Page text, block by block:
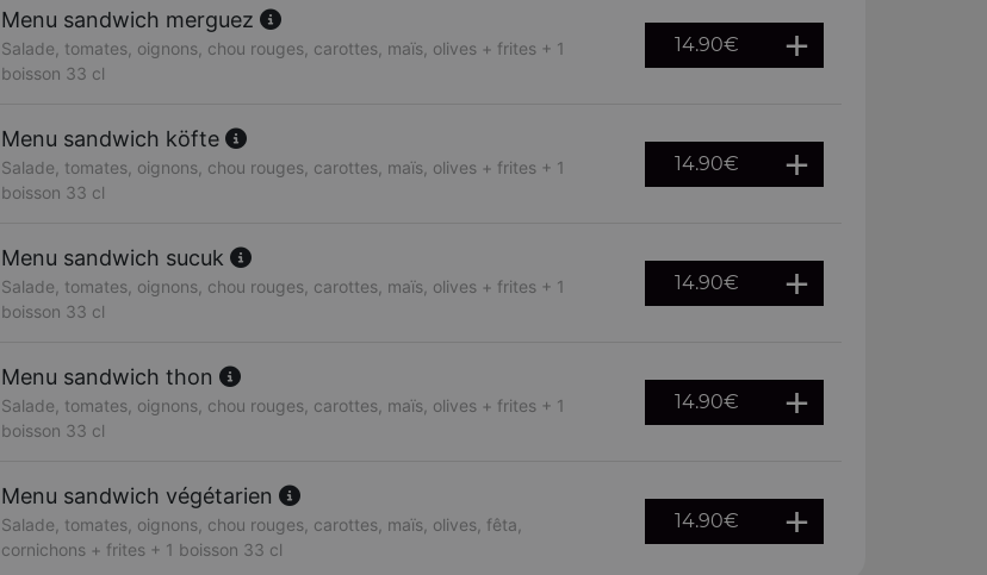
Menu sandwich merguez
Salade, tomates, oignons, chou rouges, carottes, maïs, olives + frites + 1
boisson 33 cl
14.90€
Menu sandwich köfte
Salade, tomates, oignons, chou rouges, carottes, maïs, olives + frites + 1
boisson 33 cl
14.90€
Menu sandwich sucuk
Salade, tomates, oignons, chou rouges, carottes, maïs, olives + frites + 1
boisson 33 cl
14.90€
Menu sandwich thon
Salade, tomates, oignons, chou rouges, carottes, maïs, olives + frites + 1
boisson 33 cl
14.90€
Menu sandwich végétarien
Salade, tomates, oignons, chou rouges, carottes, maïs, olives, fêta,
cornichons + frites + 1 boisson 33 cl
14.90€